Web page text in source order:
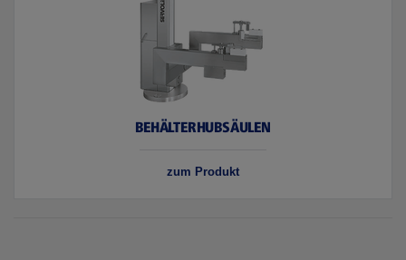
BEHÄLTERHUBSÄULEN
zum Produkt